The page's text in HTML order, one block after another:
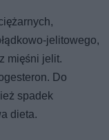
jelitowego,
mięśni jelit.
Do
spadek
dieta.